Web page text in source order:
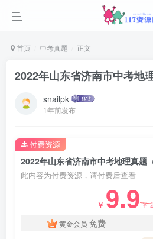
首页 中考真题 正文
2022年山东省济南市中考地
snailpk
1年前发布
2022年山东省济南市中考地理真题
此内容为付费资源，请付费后查看
￥ 9.9￥
黄金会员 免费
付费资源